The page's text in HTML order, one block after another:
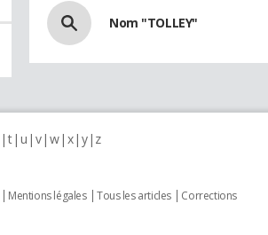
Nom "TOLLEY"
t u v w x y z
Mentions légales Tous les articles
Corrections